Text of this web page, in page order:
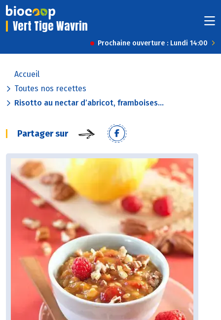
Vert Tige Wavrin
Prochaine ouverture : Lundi 14:00
Accueil
Toutes nos recettes
Risotto au nectar d’abricot, framboises...
Partager sur